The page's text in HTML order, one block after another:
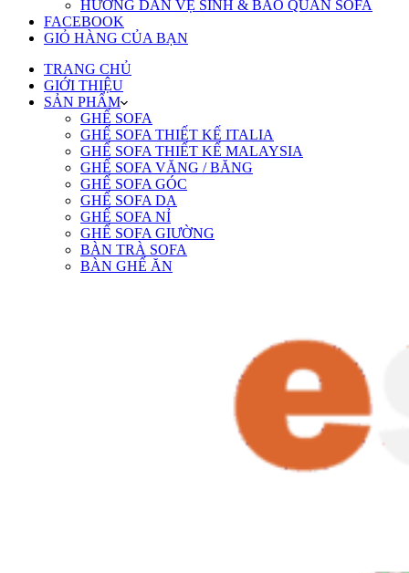
HƯỚNG DẪN VỆ SINH & BẢO QUẢN SOFA
FACEBOOK
GIỎ HÀNG CỦA BẠN
TRANG CHỦ
GIỚI THIỆU
SẢN PHẨM
GHẾ SOFA
GHẾ SOFA THIẾT KẾ ITALIA
GHẾ SOFA THIẾT KẾ MALAYSIA
GHẾ SOFA VĂNG / BĂNG
GHẾ SOFA GÓC
GHẾ SOFA DA
GHẾ SOFA NỈ
GHẾ SOFA GIƯỜNG
BÀN TRÀ SOFA
BÀN GHẾ ĂN